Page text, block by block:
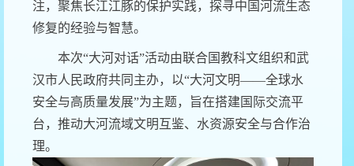
注，聚焦长江江豚的保护实践，探寻中国河流生态
修复的经验与智慧。
本次“大河对话”活动由联合国教科文组织和武
汉市人民政府共同主办，以“大河文明——全球水
安全与高质量发展”为主题，旨在搭建国际交流平
台，推动大河流域文明互鉴、水资源安全与合作治
理。